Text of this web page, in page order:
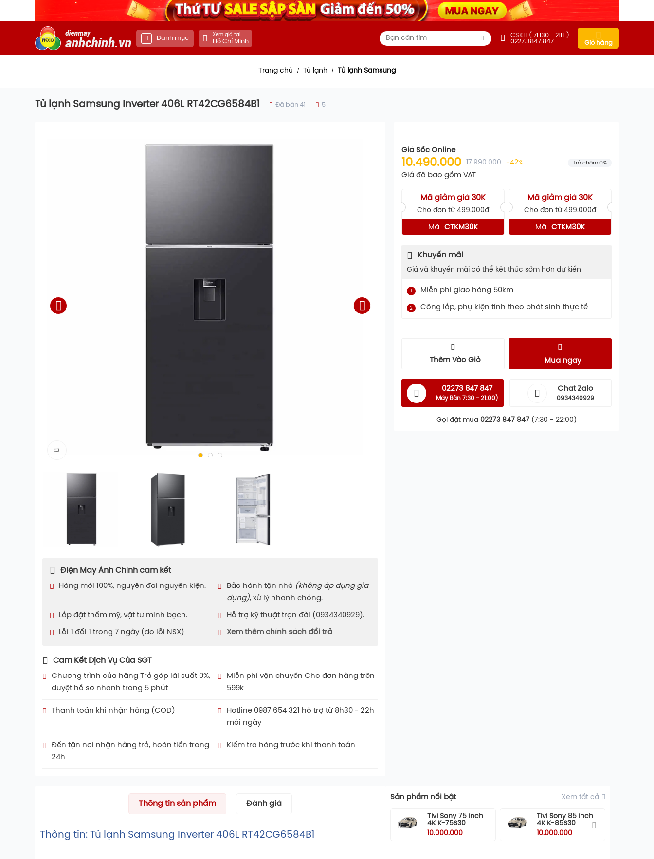
Danh mục
Xem giá tại
Hồ Chí Minh
CSKH ( 7H30 - 21H )
0227.3847.847
Giỏ hàng
Trang chủ / Tủ lạnh / Tủ lạnh Samsung
Tủ lạnh Samsung Inverter 406L RT42CG6584B1 Đã bán 41 5
Điện Máy Ánh Chinh cam kết
Hàng mới 100%, nguyên đai nguyên kiện. Bảo hành tận nhà (không áp dụng gia
dụng), xử lý nhanh chóng.
Lắp đặt thẩm mỹ, vật tư minh bạch. Hỗ trợ kỹ thuật trọn đời (0934340929).
Lỗi 1 đổi 1 trong 7 ngày (do lỗi NSX) Xem thêm chính sách đổi trả
Cam Kết Dịch Vụ Của SGT
Chương trình của hãng Trả góp lãi suất 0%,
duyệt hồ sơ nhanh trong 5 phút
Miễn phí vận chuyển Cho đơn hàng trên
599k
Thanh toán khi nhận hàng (COD)
Hotline 0987 654 321 hỗ trợ từ 8h30 - 22h
mỗi ngày
Đến tận nơi nhận hàng trả, hoàn tiền trong
24h
Kiểm tra hàng trước khi thanh toán
Giá Sốc Online
10.490.000 17.990.000 -42% Trả chậm 0%
Giá đã bao gồm VAT
Mã giảm giá 30K
Cho đơn từ 499.000đ
Mã CTKM30K
Mã giảm giá 30K
Cho đơn từ 499.000đ
Mã CTKM30K
Khuyến mãi
Giá và khuyến mãi có thể kết thúc sớm hơn dự kiến
Miễn phí giao hàng 50km
2 Công lắp, phụ kiện tính theo phát sinh thực tế
Thêm Vào Giỏ Mua ngay
02273 847 847
Máy Bàn 7:30 - 21:00)
Chat Zalo
0934340929
Gọi đặt mua 02273 847 847 (7:30 - 22:00)
Thông tin sản phẩm Đánh giá
Thông tin: Tủ lạnh Samsung Inverter 406L RT42CG6584B1
Sản phẩm nổi bật Xem tất cả
Tivi Sony 75 inch
4K K-75S30
10.000.000
Tivi Sony 85 inch
4K K-85S30
10.000.000